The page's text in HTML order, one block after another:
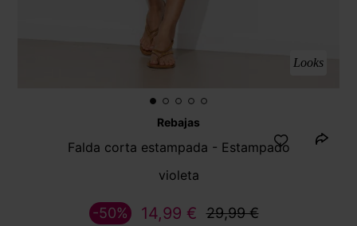
Looks
Rebajas
Falda corta estampada - Estampado
violeta
14,99 € 29,99 €
-50%